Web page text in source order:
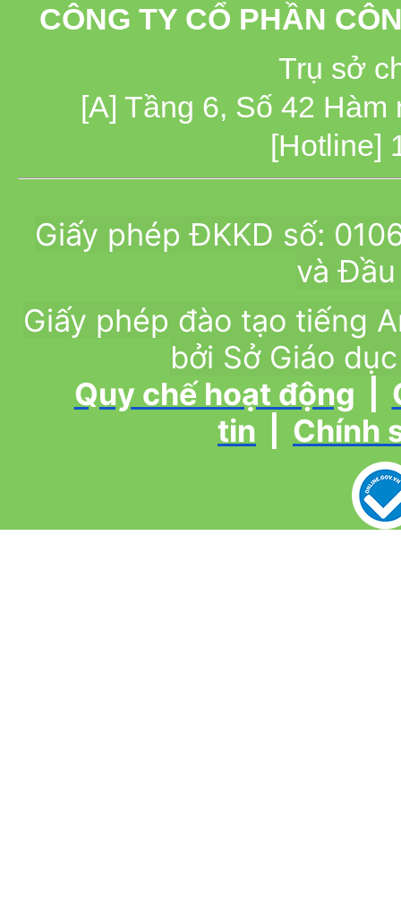
CÔNG TY CỔ PHẦN
Trụ sở
[A] Tầng 6, Số 42
[Hotline]
Giấy phép ĐKKD số:
và
Giấy phép đào tạo tiếng
bởi Sở Giáo
Quy chế hoạt động
tin
Chính